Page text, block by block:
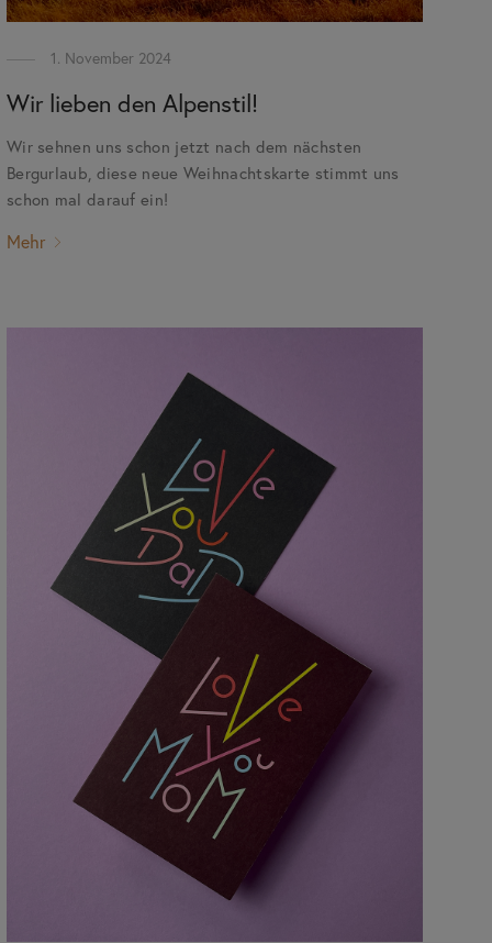
1. November 2024
Wir lieben den Alpenstil!
Wir sehnen uns schon jetzt nach dem nächsten
Bergurlaub, diese neue Weihnachtskarte stimmt uns
schon mal darauf ein!
Mehr